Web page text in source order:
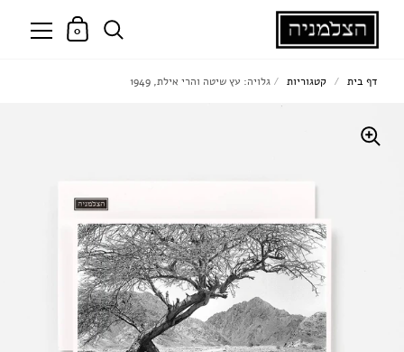
0
דף בית / קטגוריות / גלויה: עץ שיטה והרי אילת, 1949